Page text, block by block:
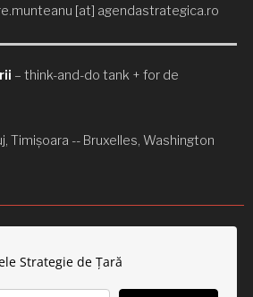
[at] agendastrategica.ro
– think-and-do tank + for de
Timișoara -- Bruxelles, Washington
Strategie de Țară